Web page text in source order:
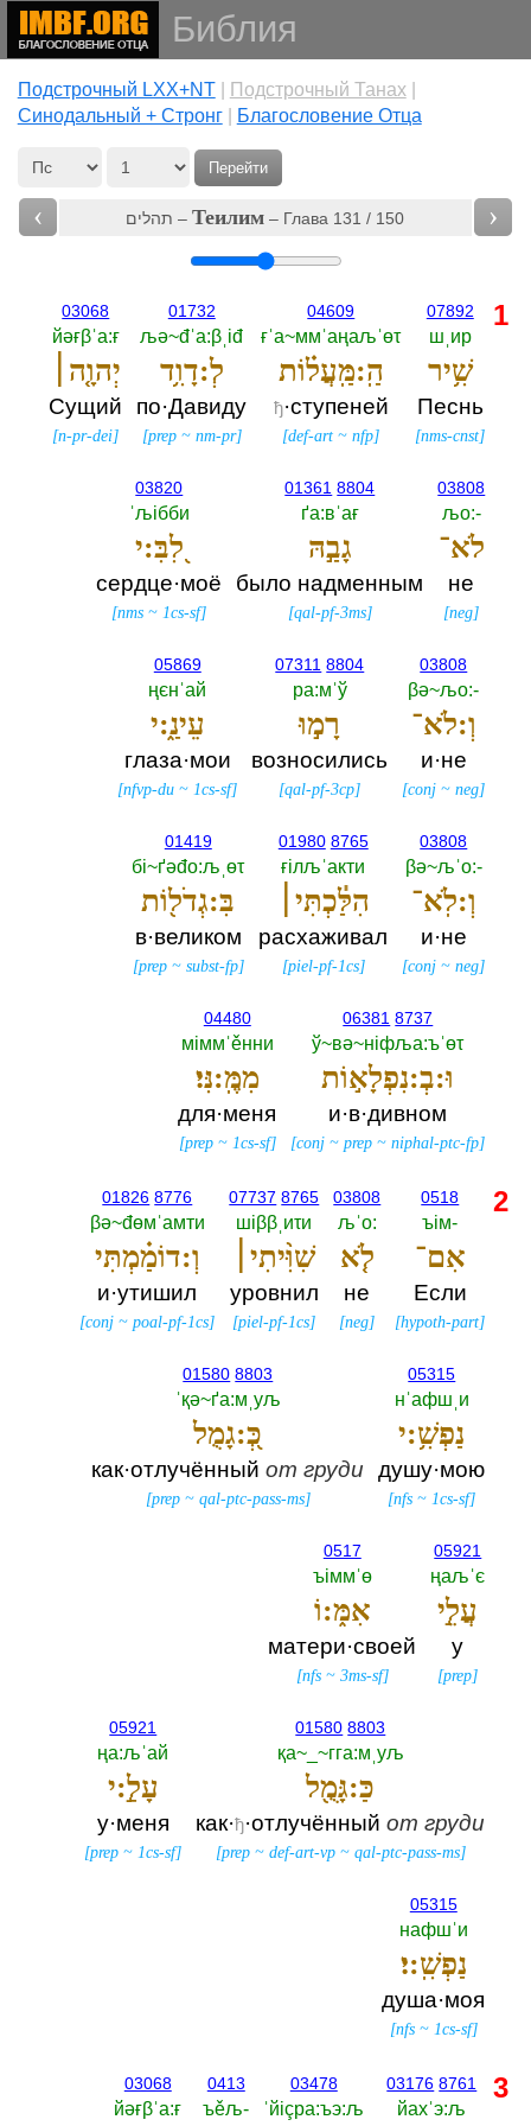
Библия
Подстрочный LXX+NT| Подстрочный Танах
Cинодальный + Стронг| Благословение Отца
Перейти
‹ תהלים –Теилим – Глава 131 / 150 ›
07892
шˌир
שִׁ֥יר
Песнь
[nms-cnst]
04609
ғˈа~ммˈаңаљˈөτ
הַֽ:מַּֽעֲל֗וֹת
ђ·ступеней
[def-art ~nfp]
01732
љә~đˈа:βˌiđ
לְ:דָוִ֥ד
по·Давиду
[prep~ nm-pr]
03068
йәғβˈа:ғ
יְהוָ֤ה׀
Сущий
[n-pr-dei]
03808
љо:-‎
לֹא־
не
[neg]
01361 8804
ґа:вˈағ
גָבַ֣הּ
было надменным
[qal-pf-3ms]
03820
ˈљiбби
לִ֭בִּ:י
сердце·моё
[nms ~1cs-sf]
03808
βә~љо:-‎
וְ:לֹא־
и·не
[conj ~neg]
07311 8804
ра:мˈў
רָמ֣וּ
возносились
[qal-pf-3cp]
05869
ңєнˈай
עֵינַ֑:י
глаза·мои
[nfvp-du ~1cs-sf]
03808
βә~љˈо:-‎
וְ:לֹֽא־
и·не
[conj ~neg]
01980 8765
ғiлљˈакти
הִלַּ֓כְתִּי׀
расхаживал
[piel-pf-1cs]
01419
бi~ґәđо:љˌөτ
בִּ:גְדֹל֖וֹת
в·великом
[prep~ subst-fp]
06381 8737
ў~вә~нiфља:ъˈөτ
וּ:בְ:נִפְלָא֣וֹת
и·в·дивном
[conj ~prep ~niphal-ptc-fp]
04480
мiммˈěнни
מִמֶּֽ:נִּי׃
для·меня
[prep~ 1cs-sf]
1
0518
ъiм-‎
אִם־
Если
[hypoth-part]
03808
љˈо:‎
לֹ֤א
не
[neg]
07737 8765
шiββˌиτи
שִׁוִּ֨יתִי׀
уровнил
[piel-pf-1cs]
01826 8776
βә~đөмˈамти
וְ:דוֹמַ֗מְתִּי
и·утишил
[conj ~poal-pf-1cs]
05315
нˈафшˌи
נַפְשִׁ֥:י
душу·мою
[nfs ~1cs-sf]
01580 8803
ˈқә~ґа:мˌуљ
כְּ֭:גָמֻל
как·отлучённыйот груди
[prep~ qal-ptc-pass-ms]
05921
ңаљˈє
עֲלֵ֣י
у
[prep]
0517
ъiммˈө
אִמּ֑:וֹ
матери·своей
[nfs~ 3ms-sf]
01580 8803
қа~_~гга:мˌуљ
כַּ:גָּמֻ֖ל
как·ђ·отлучённыйот груди
[prep~ def-art-vp~ qal-ptc-pass-ms]
05921
ңа:љˈай
עָלַ֣:י
у·меня
[prep ~1cs-sf]
05315
нафшˈи
נַפְשִֽׁ:י׃
душа·моя
[nfs~ 1cs-sf]
2
03176 8761
йахˈэ:љ
03478
ˈйiçра:ъэ:љ
0413
ъěљ-‎
03068
йәғβˈа:ғ
3